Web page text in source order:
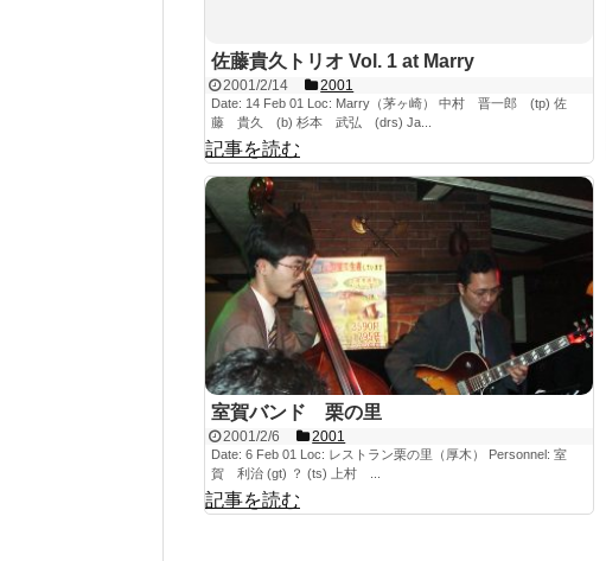
佐藤貴久トリオ Vol. 1 at Marry
2001/2/14 2001
Date: 14 Feb 01 Loc: Marry（茅ヶ崎） 中村 晋一郎 (tp) 佐
藤 貴久 (b) 杉本 武弘 (drs) Ja...
記事を読む
室賀バンド 栗の里
2001/2/6 2001
Date: 6 Feb 01 Loc: レストラン栗の里（厚木） Personnel: 室
賀 利治 (gt) ？ (ts) 上村 ...
記事を読む